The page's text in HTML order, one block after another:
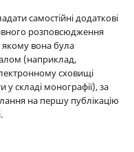
самостійні додаткові
розповсюдження
якому вона була
(наприклад,
сховищі
у складі монографії), за
на першу публікацію